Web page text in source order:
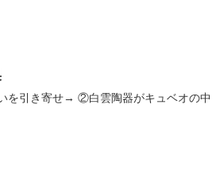
を引き寄せ→ ②白雲陶器がキュベオの中